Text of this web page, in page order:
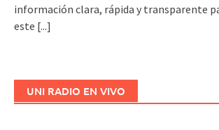
información clara, rápida y transparente
este [...]
UNI RADIO EN VIVO